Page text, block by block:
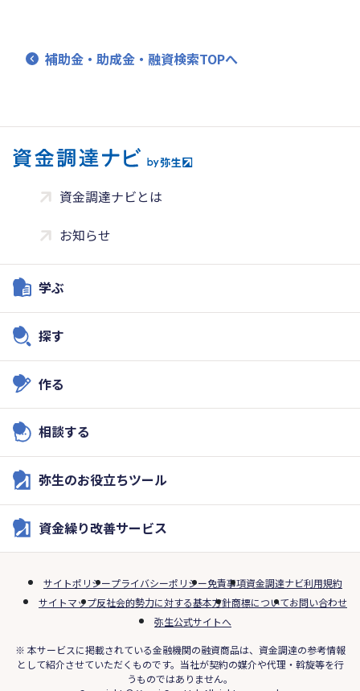
補助金・助成金・融資検索TOPへ
資金調達ナビとは
お知らせ
学ぶ
探す
作る
相談する
弥生のお役立ちツール
資金繰り改善サービス
サイトポリシープライバシーポリシー免責事項資金調達ナビ利用規約
サイトマップ反社会的勢力に対する基本方針商標についてお問い合わせ
弥生公式サイトへ
※ 本サービスに掲載されている金融機関の融資商品は、資金調達の参考情報
として紹介させていただくものです。当社が契約の媒介や代理・斡旋等を行
うものではありません。